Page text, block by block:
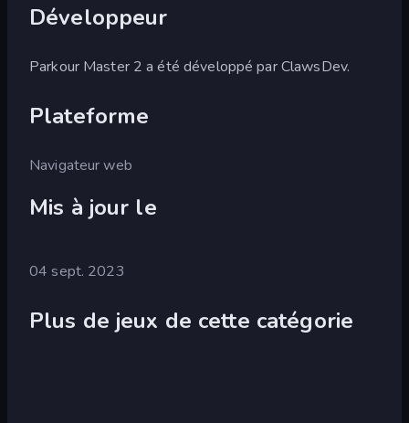
Développeur
Parkour Master 2 a été développé par ClawsDev.
Plateforme
Navigateur web
Mis à jour le
04 sept. 2023
Plus de jeux de cette catégorie